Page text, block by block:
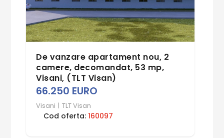
De vanzare apartament nou, 2
camere, decomandat, 53 mp,
Visani, (TLT Visan)
66.250 EURO
Visani | TLT Visan
Cod oferta:160097